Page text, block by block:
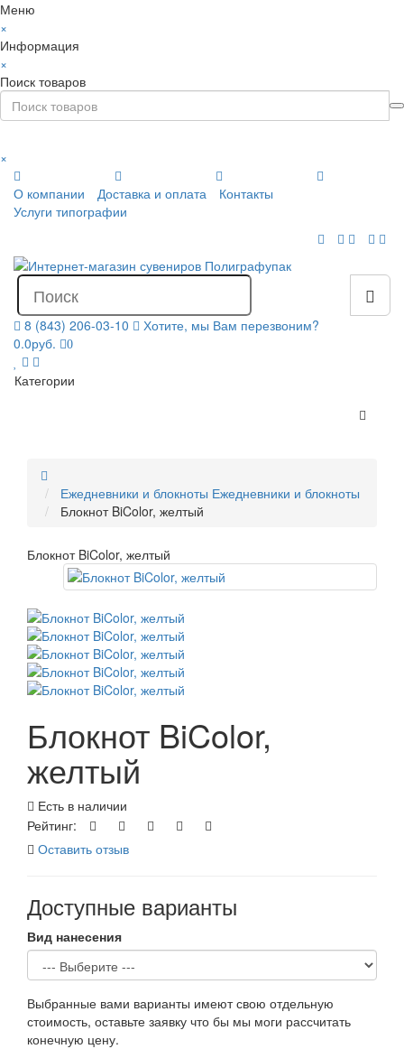
Меню
×
Информация
×
Поиск товаров
×
О компании
Доставка и оплата
Контакты
Услуги типографии
8 (843) 206-03-10
Хотите, мы Вам перезвоним?
0.0руб.
0
Категории
Ежедневники и блокноты Ежедневники и блокноты
Блокнот BiColor, желтый
Блокнот BiColor, желтый
Блокнот BiColor,
желтый
Есть в наличии
Рейтинг:
Оставить отзыв
Доступные варианты
Вид нанесения
Выбранные вами варианты имеют свою отдельную
стоимость, оставьте заявку что бы мы моги рассчитать
конечную цену.